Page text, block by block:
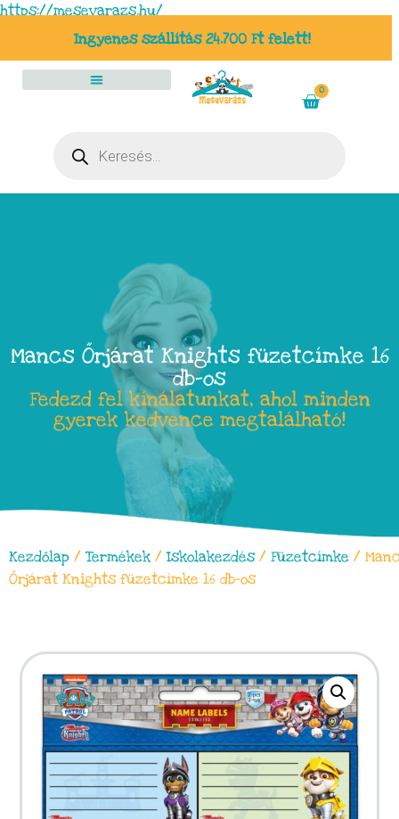
https://mesevarazs.hu/
Ingyenes szállítás 24.700 Ft felett!
0
Mancs Őrjárat Knights füzetcímke 16
db-os
Fedezd fel kínálatunkat, ahol minden
gyerek kedvence megtalálható!
Kezdőlap / Termékek /Iskolakezdés / Füzetcímke /
Őrjárat Knights füzetcímke 16 db-os